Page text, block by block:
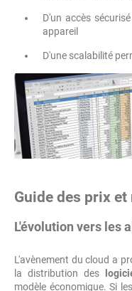
D'un accès
appareil
D'une scalabilité
Guide des prix
L'évolution vers les
L'avènement du cloud a
la distribution des
modèle économique. Si